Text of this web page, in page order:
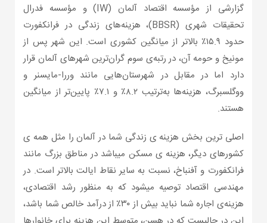
گزارشی از مؤسسه اقتصاد آلمان (IW) و مؤسسه فدرال
تحقیقات شهری (BBSR)، هزینه‌های زندگی در فرانکفورت
حدود ۱۵.۹٪ بالاتر از میانگین کشوری است. این شهر پس از
مونیخ و حومه آن، در رتبه‌ی سوم گران‌ترین شهرهای آلمان قرار
دارد اما در مقابل در شهرستان‌هایی مانند وررا-مایسنر و
ووگلسبرگ، هزینه‌ها به‌ترتیب ۸.۲٪ و ۷.۱٪ پایین‌تر از میانگین
هستند.
اصلی ترین بخش هزینه ی زندگی شما در آلمان را مثل همه ی
کشورهای دیگر، هزینه ی مسکن میباشد در مناطق بزرگ مانند
فرانکفورت و آفنباخ، نسبت به سایر نقاط ایالت بالاتر است. در
مهندسی اقتصاد توصیه میشود که به منظور رشد اقتصادی،
هزینه‌ی اجاره شما نباید بیش از ۳۰٪ از درآمد خالص شما باشد،